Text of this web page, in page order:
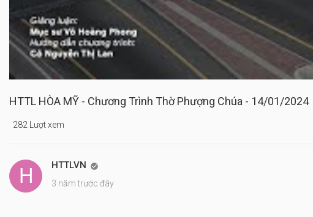
HTTL HÒA MỸ - Chương Trình Thờ Phượng Chúa - 14/01/2024
282 Lượt xem
HTTLVN 
3 năm trước đây